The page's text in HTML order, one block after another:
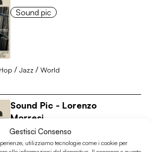
Gestisci Consenso
utilizziamo tecnologie come i cookie per
Sound pic
/ Jazz / World
Sound Pic - Lorenzo
Morresi
Sound pic